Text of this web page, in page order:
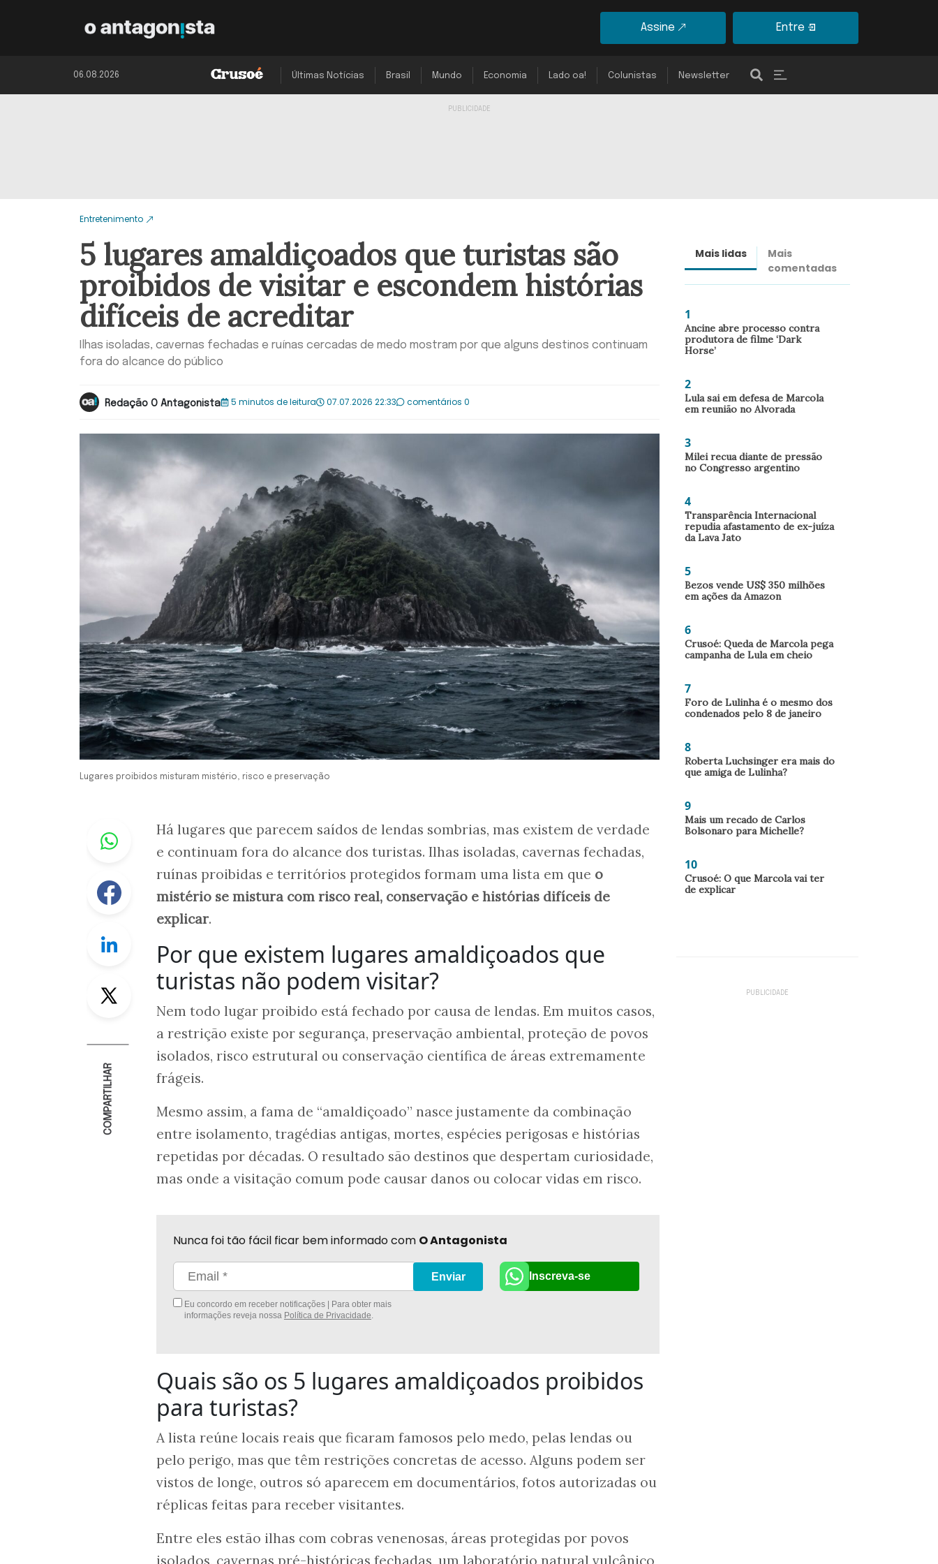
Assine Entre
06.08.2026 Últimas Notícias Brasil Mundo Economia Lado oa! Colunistas Newsletter
Entretenimento
5 lugares amaldiçoados que turistas são
proibidos de visitar e escondem histórias
difíceis de acreditar
Ilhas isoladas, cavernas fechadas e ruínas cercadas de medo mostram por que alguns destinos continuam
fora do alcance do público
Redação O Antagonista 5 minutos de leitura 07.07.2026 22:33 comentários 0
Lugares proibidos misturam mistério, risco e preservação
Whastapp
Facebook
Linkedin
Twitter
COMPARTILHAR
Há lugares que parecem saídos de lendas sombrias, mas existem de verdade
e continuam fora do alcance dos turistas. Ilhas isoladas, cavernas fechadas,
ruínas proibidas e territórios protegidos formam uma lista em que o
mistério se mistura com risco real, conservação e histórias difíceis de
explicar.
Por que existem lugares amaldiçoados que
turistas não podem visitar?
Nem todo lugar proibido está fechado por causa de lendas. Em muitos casos,
a restrição existe por segurança, preservação ambiental, proteção de povos
isolados, risco estrutural ou conservação científica de áreas extremamente
frágeis.
Mesmo assim, a fama de “amaldiçoado” nasce justamente da combinação
entre isolamento, tragédias antigas, mortes, espécies perigosas e histórias
repetidas por décadas. O resultado são destinos que despertam curiosidade,
mas onde a visitação comum pode causar danos ou colocar vidas em risco.
Nunca foi tão fácil ficar bem informado com O Antagonista
Eu concordo em receber notificações | Para obter mais
informações reveja nossa Política de Privacidade.
Enviar Inscreva-se
Quais são os 5 lugares amaldiçoados proibidos
para turistas?
A lista reúne locais reais que ficaram famosos pelo medo, pelas lendas ou
pelo perigo, mas que têm restrições concretas de acesso. Alguns podem ser
vistos de longe, outros só aparecem em documentários, fotos autorizadas ou
réplicas feitas para receber visitantes.
Entre eles estão ilhas com cobras venenosas, áreas protegidas por povos
isolados, cavernas pré-históricas fechadas, um laboratório natural vulcânico
Mais lidas
Mais
comentadas
1
Ancine abre processo contra
produtora de filme ‘Dark
Horse’
2
Lula sai em defesa de Marcola
em reunião no Alvorada
3
Milei recua diante de pressão
no Congresso argentino
4
Transparência Internacional
repudia afastamento de ex-juíza
da Lava Jato
5
Bezos vende US$ 350 milhões
em ações da Amazon
6
Crusoé: Queda de Marcola pega
campanha de Lula em cheio
7
Foro de Lulinha é o mesmo dos
condenados pelo 8 de janeiro
8
Roberta Luchsinger era mais do
que amiga de Lulinha?
9
Mais um recado de Carlos
Bolsonaro para Michelle?
10
Crusoé: O que Marcola vai ter
de explicar